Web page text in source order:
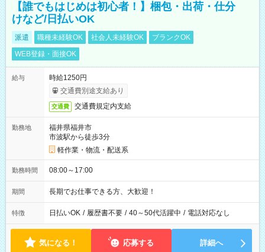
【誰でもはじめは初心者！】梱包・出荷・仕分
けなど/日払いOK
派遣 職種未経験OK 社会人未経験OK
ブランクOK
WEB登録・面接OK
給与
時給1250円
交通費別途支給あり
交通費 交通費規定内支給
勤務地
福井県福井市
市波駅から徒歩3分
軽作業・物流・配送系
勤務時間 08:00～17:00
期間 長期でお仕事できる方、大歓迎！
特徴 日払いOK / 履歴書不要 / 40～50代活躍中 / 電話対応なし
気になる！ 応募する 詳細へ